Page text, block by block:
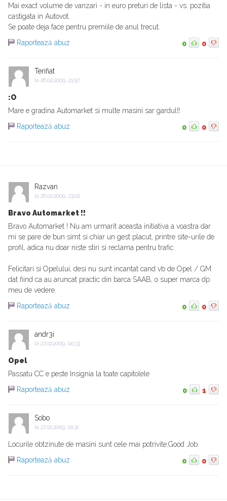
Mai exact volume de vanzari - in euro preturi de lista - vs. pozitia
castigata in Autovot.
Se poate deja face pentru premiile de anul trecut.
Raportează abuz
0 0
Terifiat
la 26.02.2009, 21:57
:O
Mare e gradina Automarket si multe masini sar gardul!!
Raportează abuz
0 0
Razvan
la 26.02.2009, 23:02
Bravo Automarket !!
Bravo Automarket ! Nu am urmarit aceasta initiativa a voastra dar
mi se pare de bun simt si chiar un gest placut, printre site-urile de
profil, adica nu doar niste stiri si reclama pentru trafic.
Felicitari si Opelului, desi nu sunt incantat cand vb de Opel / GM
dat fiind ca au aruncat practic din barca SAAB, o super marca dp
meu de vedere.
Raportează abuz
0 0
andr3i
la 27.02.2009, 00:33
Opel
Passatu CC e peste Insignia la toate capitolele
Raportează abuz
0 1
Sobo
la 27.02.2009, 01:31
Locurile obtzinute de masini sunt cele mai potrivite.Good Job.
Raportează abuz
0 0